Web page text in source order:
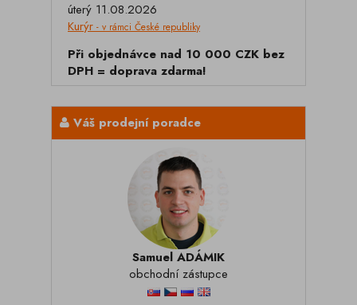
úterý 11.08.2026
Kurýr - v rámci České republiky
Při objednávce nad 10 000 CZK bez
DPH = doprava zdarma!
Váš prodejní poradce
Samuel ADÁMIK
obchodní zástupce